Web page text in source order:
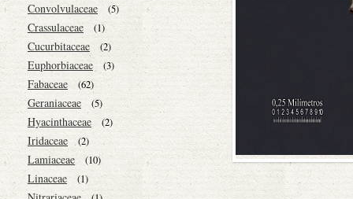
Convolvulaceae (5)
Crassulaceae (1)
Cucurbitaceae (2)
Euphorbiaceae (3)
Fabaceae (62)
Geraniaceae (5)
Hyacinthaceae (2)
Iridaceae (2)
Lamiaceae (10)
Linaceae (1)